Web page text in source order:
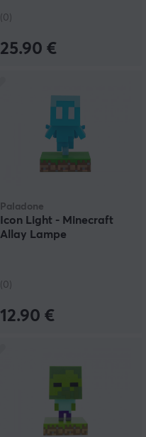
(0)
25.90 €
Paladone
Icon Light - Minecraft
Allay Lampe
(0)
12.90 €